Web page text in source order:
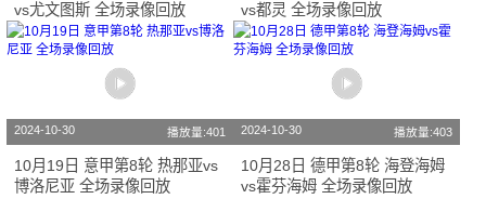
vs尤文图斯 全场录像回放
vs都灵 全场录像回放
2024-10-30 播放量:401
10月19日 意甲第8轮 热那亚vs
博洛尼亚 全场录像回放
2024-10-30 播放量:403
10月28日 德甲第8轮 海登海姆
vs霍芬海姆 全场录像回放